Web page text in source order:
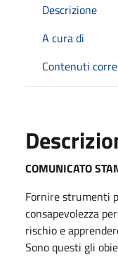
Descrizione
A cura di
Contenuti
COMUNICATO
Fornire strumenti
consapevolezza
rischio e
Sono questi gli